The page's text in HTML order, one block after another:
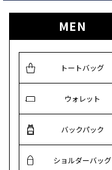
MEN
トートバッグ
ウォレット
バックパック
ショルダーバッグ